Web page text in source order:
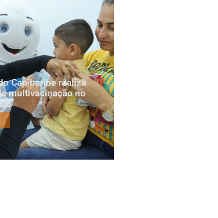
Capibaribe realiza
multivacinação no